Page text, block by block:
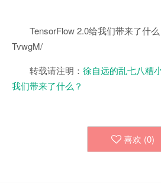
TensorFlow 2.0给我们带来了什
TvwgM/
转载请注明： 徐自远的乱七八糟
我们带来了什么？
喜欢 (0)